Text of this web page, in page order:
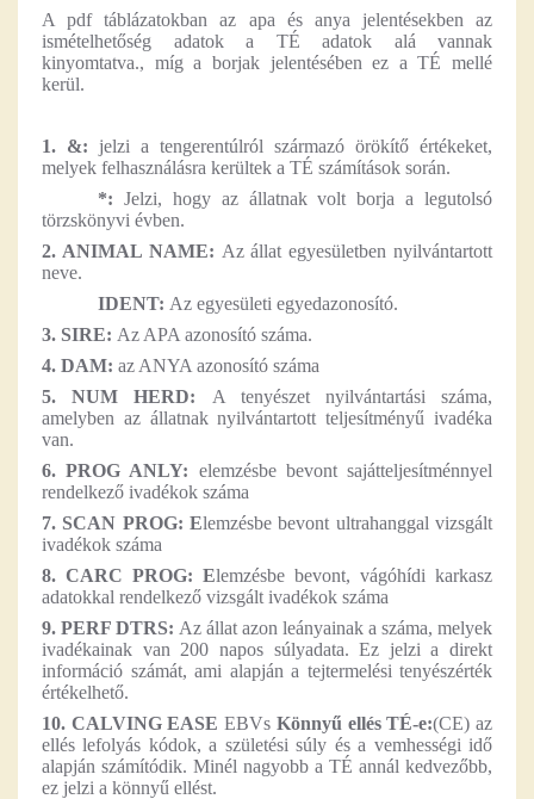
A pdf táblázatokban az apa és anya jelentésekben az
ismételhetőség adatok a TÉ adatok alá vannak
kinyomtatva., míg a borjak jelentésében ez a TÉ mellé
kerül.
1. &: jelzi a tengerentúlról származó örökítő értékeket,
melyek felhasználásra kerültek a TÉ számítások során.
*:Jelzi, hogy az állatnak volt borja a legutolsó
törzskönyvi évben.
2. ANIMAL NAME: Az állat egyesületben nyilvántartott
neve.
IDENT: Az egyesületi egyedazonosító.
3. SIRE: Az APA azonosító száma.
4. DAM: az ANYA azonosító száma
5. NUM HERD: A tenyészet nyilvántartási száma,
amelyben az állatnak nyilvántartott teljesítményű ivadéka
van.
6. PROG ANLY: elemzésbe bevont sajátteljesítménnyel
rendelkező ivadékok száma
7. SCAN PROG: Elemzésbe bevont ultrahanggal vizsgált
ivadékok száma
8. CARC PROG: Elemzésbe bevont, vágóhídi karkasz
adatokkal rendelkező vizsgált ivadékok száma
9. PERF DTRS: Az állat azon leányainak a száma, melyek
ivadékainak van 200 napos súlyadata. Ez jelzi a direkt
információ számát, ami alapján a tejtermelési tenyészérték
értékelhető.
10. CALVING EASEEBVs Könnyű ellés TÉ-e:(CE) az
ellés lefolyás kódok, a születési súly és a vemhességi idő
alapján számítódik. Minél nagyobb a TÉ annál kedvezőbb,
ez jelzi a könnyű ellést.